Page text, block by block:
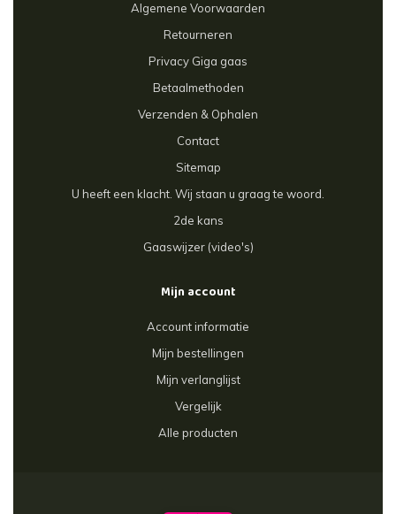
Algemene Voorwaarden
Retourneren
Privacy Giga gaas
Betaalmethoden
Verzenden & Ophalen
Contact
Sitemap
U heeft een klacht. Wij staan u graag te woord.
2de kans
Gaaswijzer (video's)
Mijn account
Account informatie
Mijn bestellingen
Mijn verlanglijst
Vergelijk
Alle producten